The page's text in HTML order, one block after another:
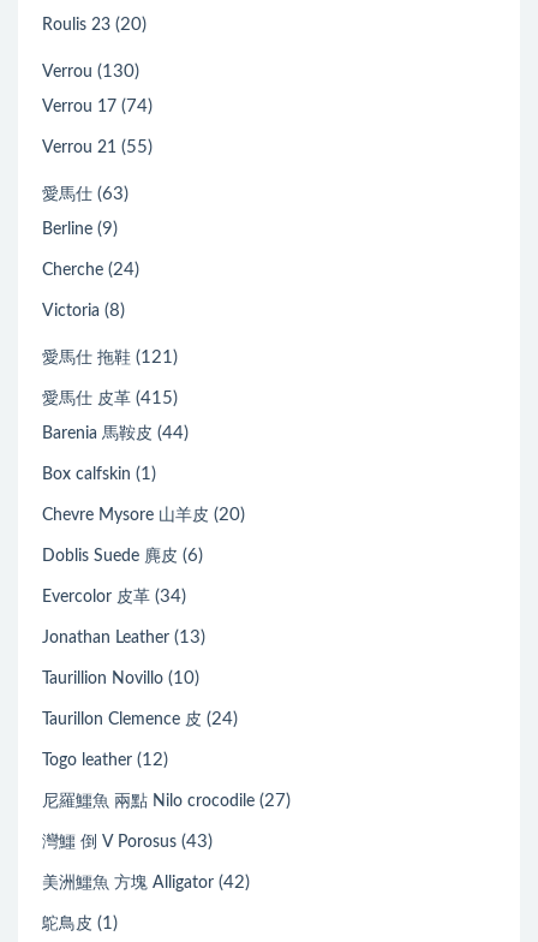
Roulis 23 (20)
Verrou (130)
Verrou 17 (74)
Verrou 21 (55)
愛馬仕 (63)
Berline (9)
Cherche (24)
Victoria (8)
愛馬仕 拖鞋 (121)
愛馬仕 皮革 (415)
Barenia 馬鞍皮 (44)
Box calfskin (1)
Chevre Mysore 山羊皮 (20)
Doblis Suede 麂皮 (6)
Evercolor 皮革 (34)
Jonathan Leather (13)
Taurillion Novillo (10)
Taurillon Clemence 皮 (24)
Togo leather (12)
尼羅鱷魚 兩點 Nilo crocodile (27)
灣鱷 倒 V Porosus (43)
美洲鱷魚 方塊 Alligator (42)
鴕鳥皮 (1)